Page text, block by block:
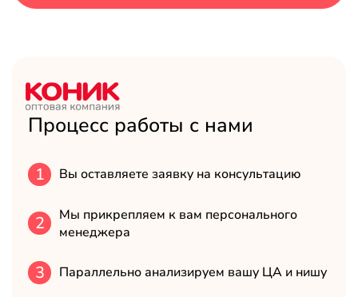
Процесс работы с нами
1 Вы оставляете заявку на консультацию
2
Мы прикрепляем к вам персонального
менеджера
3 Параллельно анализируем вашу ЦА и нишу